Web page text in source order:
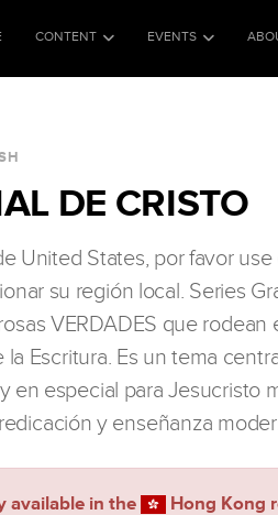
CONTENT EVENTS
DE CRISTO
United States, por favor
su región local. Series
VERDADES que
Escritura. Es un tema
en especial para Jesucristo
y enseñanza
available in the Hong Kong